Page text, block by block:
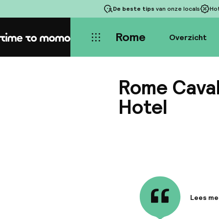
De beste tips van onze locals
Home Rome Overzicht
Rome
Hotel
Lees